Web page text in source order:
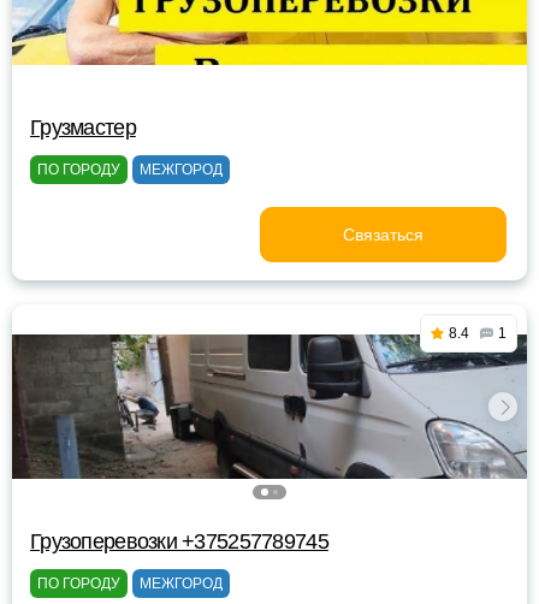
Грузмастер
ПО ГОРОДУ МЕЖГОРОД
Связаться
8.4 1
Грузоперевозки +375257789745
ПО ГОРОДУ МЕЖГОРОД